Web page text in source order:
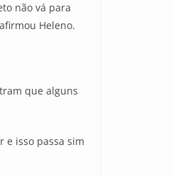
não vá para
Heleno.
que alguns
e isso passa sim